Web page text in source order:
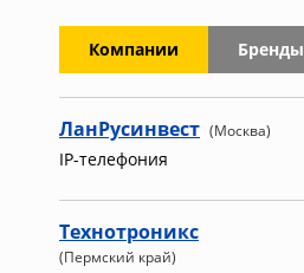
Компании Бренды
ЛанРусинвест (Москва)
IP-телефония
Технотроникс
(Пермский край)